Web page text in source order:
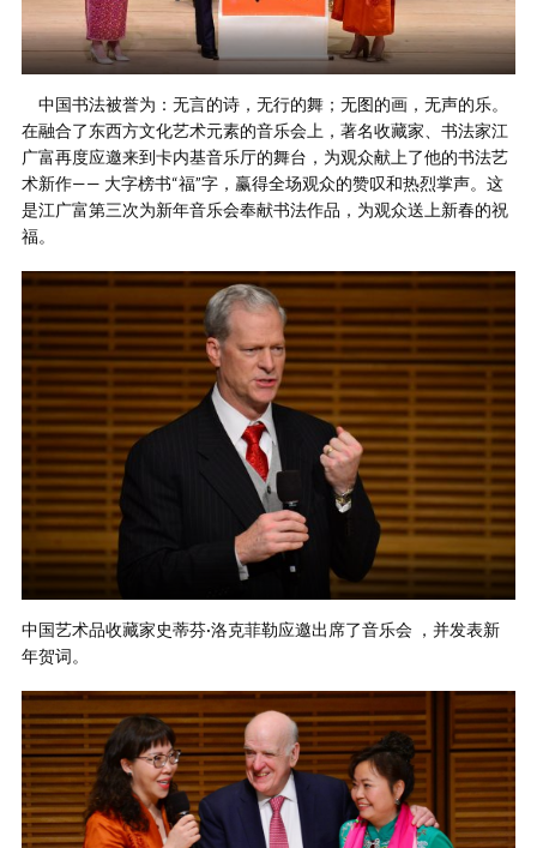
中国书法被誉为：无言的诗，无行的舞；无图的画，无声的乐。
在融合了东西方文化艺术元素的音乐会上，著名收藏家、书法家江
广富再度应邀来到卡内基音乐厅的舞台，为观众献上了他的书法艺
术新作—— 大字榜书“福”字，赢得全场观众的赞叹和热烈掌声。这
是江广富第三次为新年音乐会奉献书法作品，为观众送上新春的祝
福。
中国艺术品收藏家史蒂芬·洛克菲勒应邀出席了音乐会 ，并发表新
年贺词。